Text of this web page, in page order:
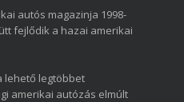
autós magazinja 1998-
fejlődik a hazai amerikai
lehető legtöbbet
amerikai autózás elmúlt